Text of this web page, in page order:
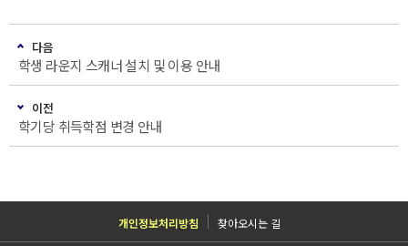
다음
학생 라운지 스캐너 설치 및 이용 안내
이전
학기당 취득학점 변경 안내
개인정보처리방침 찾아오시는 길